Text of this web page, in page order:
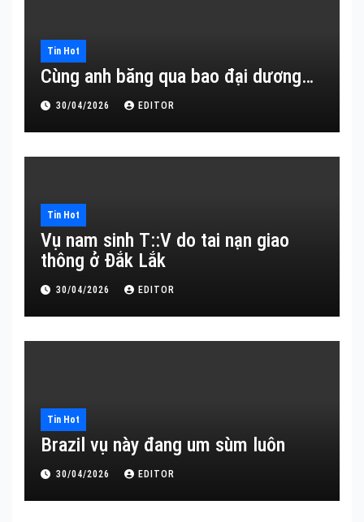
Tin Hot
Cùng anh băng qua bao đại dương…
30/04/2026 EDITOR
Tin Hot
Vụ nam sinh T::V do tai nạn giao
thông ở Đắk Lắk
30/04/2026 EDITOR
Tin Hot
Brazil vụ này đang um sùm luôn
30/04/2026 EDITOR